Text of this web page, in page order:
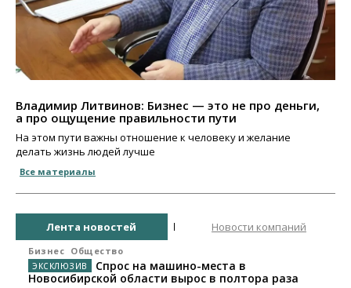
Владимир Литвинов: Бизнес — это не про деньги,
а про ощущение правильности пути
На этом пути важны отношение к человеку и желание
делать жизнь людей лучше
Все материалы
Лента новостей Новости компаний
Бизнес Общество
Спрос на машино-места в
Новосибирской области вырос в полтора раза